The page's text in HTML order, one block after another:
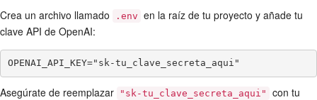
Crea un archivo llamado .env en la raíz de tu proyecto y añade tu
clave API de OpenAI:
OPENAI_API_KEY="sk-tu_clave_secreta_aqui"
Asegúrate de reemplazar "sk-tu_clave_secreta_aqui"
con tu